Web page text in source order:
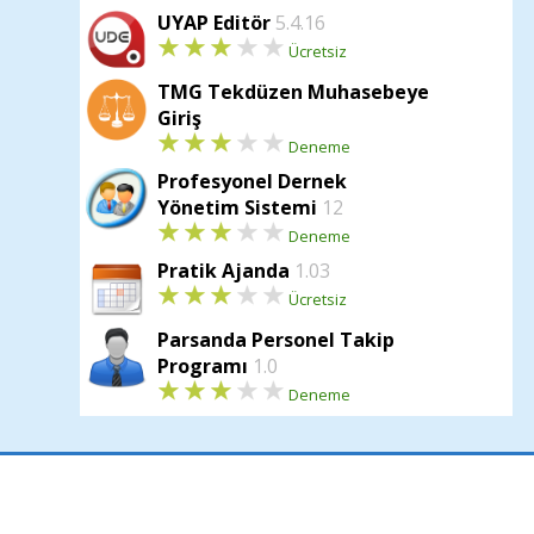
tanımlanabilir. Şirketin mevcut ödeme
şekilde sisteme işlenir. Tercih edilen
sağlanması engellenebilir.
Tüm açılardan şirketin muhasebe
Programıçek ve senet takibi
senetlerin şirkete özel olarak sisteme
muhasebe programları
özellikleri gelir.
UYAP Editör 5.4.16
Ücretsiz
TMG Tekdüzen Muhasebeye
Giriş
Deneme
Profesyonel Dernek
Yönetim Sistemi 12
Deneme
Pratik Ajanda 1.03
Ücretsiz
Parsanda Personel Takip
Programı 1.0
Deneme